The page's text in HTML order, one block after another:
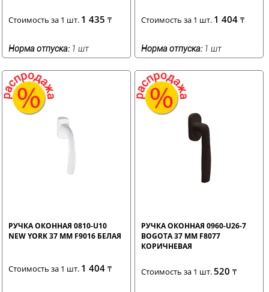
Стоимость за 1 шт. 1 435 ₸
Норма отпуска: 1 шт
Стоимость за 1 шт. 1 404₸
Норма отпуска: 1 шт
РУЧКА ОКОННАЯ 0810-U10
NEW YORK 37 ММ F9016 БЕЛАЯ
Стоимость за 1 шт. 1 404 ₸
РУЧКА ОКОННАЯ 0960-U26-7
BOGOTA 37 ММ F8077
КОРИЧНЕВАЯ
Стоимость за 1 шт.520₸